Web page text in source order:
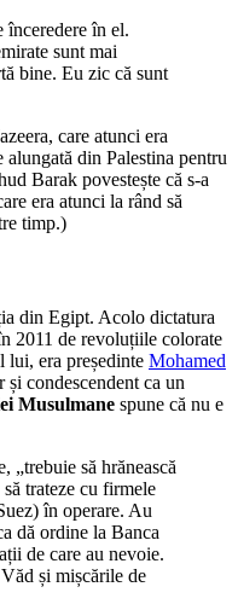
în el.
sunt mai
bine. Eu zic că sunt
care atunci era
din Palestina pentru
Barak povestește că s-a
era atunci la rând să
timp.)
din Egipt. Acolo dictatura
2011 de revoluțiile colorate
lui, era președinte Mohamed
condescendent ca un
Musulmane spune că nu e
„trebuie să hrănească
trateze cu firmele
în operare. Au
dă ordine la Banca
de care au nevoie.
și mișcările de